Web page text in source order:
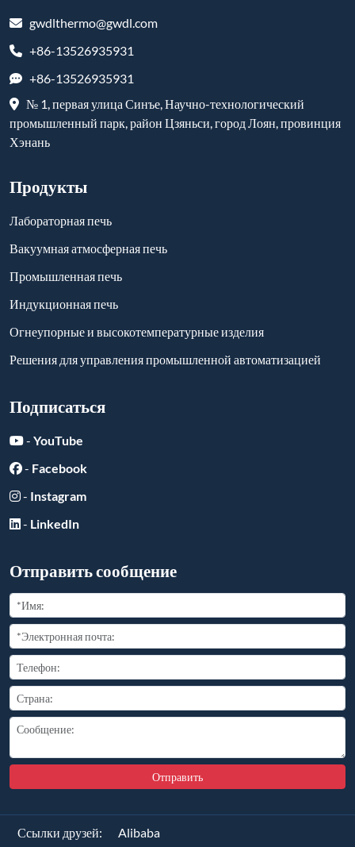
gwdlthermo@gwdl.com
+86-13526935931
+86-13526935931
№ 1, первая улица Синъе, Научно-технологический
промышленный парк, район Цзяньси, город Лоян, провинция
Хэнань
Продукты
Лабораторная печь
Вакуумная атмосферная печь
Промышленная печь
Индукционная печь
Огнеупорные и высокотемпературные изделия
Решения для управления промышленной автоматизацией
Подписаться
- YouTube
- Facebook
- Instagram
- LinkedIn
Отправить сообщение
Отправить
Ссылки друзей: Alibaba